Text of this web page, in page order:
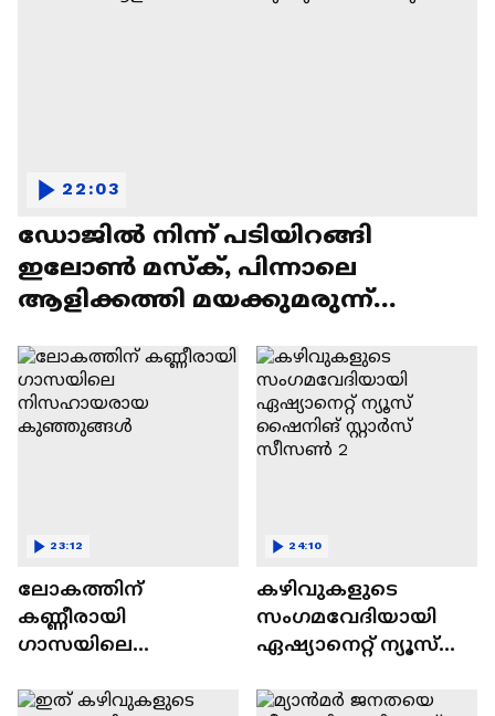
ഡോജിൽ നിന്ന് പടിയിറങ്ങി
ഇലോൺ മസ്ക്, പിന്നാലെ
ആളിക്കത്തി മയക്കുമരുന്ന്
22:03
ലോകത്തിന്
കണ്ണീരായി
ഗാസയിലെ
കുഞ്ഞുങ്ങൾ
23:12
കഴിവുകളുടെ
സംഗമവേദിയായി
ഏഷ്യാനെറ്റ് ന്യൂസ്
സീസൺ 2
24:10